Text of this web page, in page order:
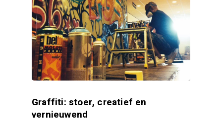
Graffiti: stoer, creatief en
vernieuwend